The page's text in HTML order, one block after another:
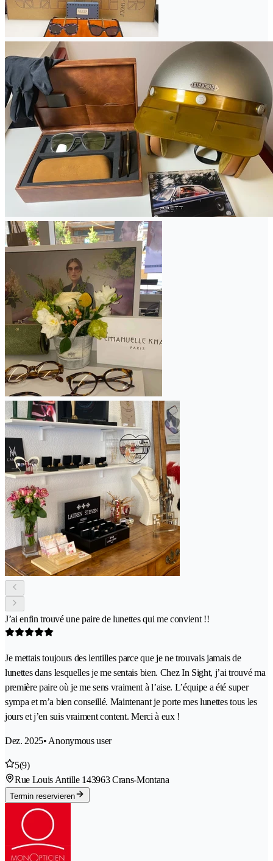
J’ai enfin trouvé une paire de lunettes qui me convient !!
Je mettais toujours des lentilles parce que je ne trouvais jamais de
lunettes dans lesquelles je me sentais bien. Chez In Sight, j’ai trouvé ma
première paire où je me sens vraiment à l’aise. L’équipe a été super
sympa et m’a bien conseillé. Maintenant je porte mes lunettes tous les
jours et j’en suis vraiment content. Merci à eux !
Dez. 2025• Anonymous user
5(9)
Rue Louis Antille 143963 Crans-Montana
Termin reservieren